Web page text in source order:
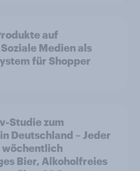
auf
Medien als
für Shopper
Studie zum
Deutschland – Jeder
Bier, Alkoholfreies